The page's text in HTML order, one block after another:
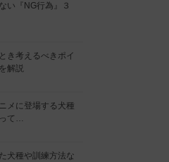
い『NG行為』３
き考えるべきポイ
解説
メに登場する犬種
て…
犬種や訓練方法な